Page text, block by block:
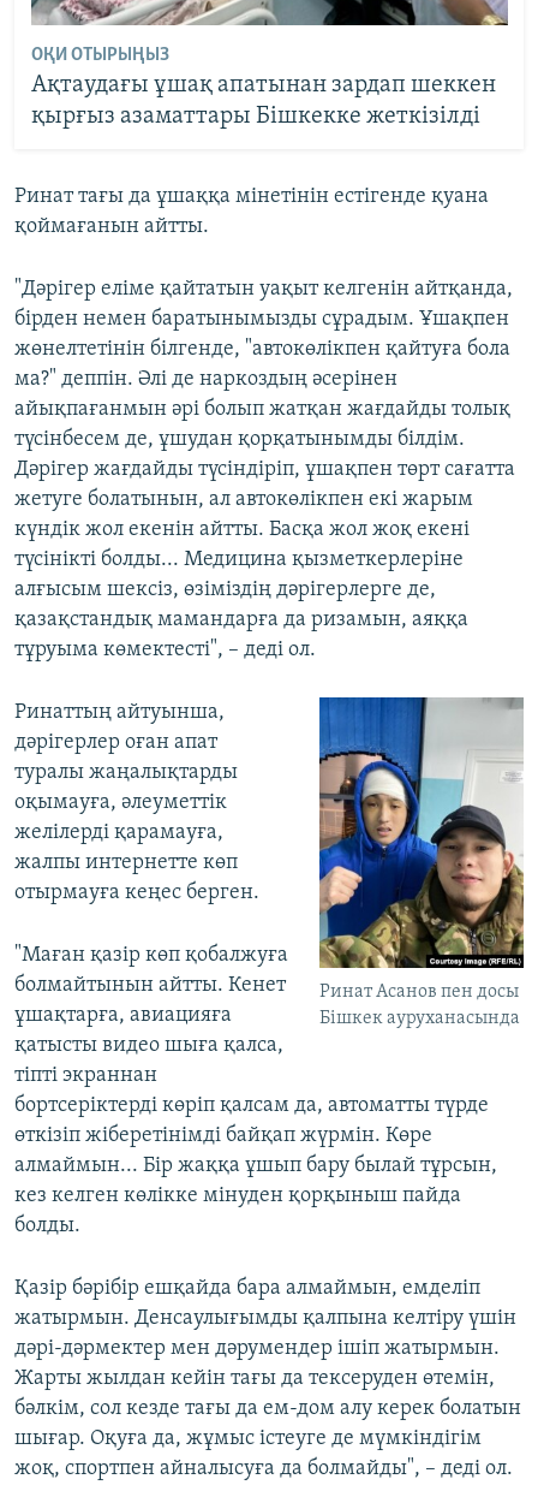
ОҚИ ОТЫРЫҢЫЗ
Ақтаудағы ұшақ апатынан зардап шеккен
қырғыз азаматтары Бішкекке жеткізілді
Ринат тағы да ұшаққа мінетінін естігенде қуана
қоймағанын айтты.
"Дәрігер еліме қайтатын уақыт келгенін айтқанда,
бірден немен баратынымызды сұрадым. Ұшақпен
жөнелтетінін білгенде, "автокөлікпен қайтуға бола
ма?" деппін. Әлі де наркоздың әсерінен
айықпағанмын әрі болып жатқан жағдайды толық
түсінбесем де, ұшудан қорқатынымды білдім.
Дәрігер жағдайды түсіндіріп, ұшақпен төрт сағатта
жетуге болатынын, ал автокөлікпен екі жарым
күндік жол екенін айтты. Басқа жол жоқ екені
түсінікті болды... Медицина қызметкерлеріне
алғысым шексіз, өзіміздің дәрігерлерге де,
қазақстандық мамандарға да ризамын, аяққа
тұруыма көмектесті", – деді ол.
Ринат Асанов пен досы
Бішкек ауруханасында
Ринаттың айтуынша,
дәрігерлер оған апат
туралы жаңалықтарды
оқымауға, әлеуметтік
желілерді қарамауға,
жалпы интернетте көп
отырмауға кеңес берген.
"Маған қазір көп қобалжуға
болмайтынын айтты. Кенет
ұшақтарға, авиацияға
қатысты видео шыға қалса,
тіпті экраннан
бортсеріктерді көріп қалсам да, автоматты түрде
өткізіп жіберетінімді байқап жүрмін. Көре
алмаймын... Бір жаққа ұшып бару былай тұрсын,
кез келген көлікке мінуден қорқыныш пайда
болды.
Қазір бәрібір ешқайда бара алмаймын, емделіп
жатырмын. Денсаулығымды қалпына келтіру үшін
дәрі-дәрмектер мен дәрумендер ішіп жатырмын.
Жарты жылдан кейін тағы да тексеруден өтемін,
бәлкім, сол кезде тағы да ем-дом алу керек болатын
шығар. Оқуға да, жұмыс істеуге де мүмкіндігім
жоқ, спортпен айналысуға да болмайды", – деді ол.